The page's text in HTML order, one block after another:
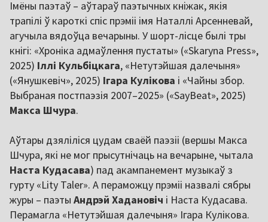
Імёны паэтаў – аўтараў паэтычных кніжак, якія
трапілі ў кароткі спіс прэміі імя Наталлі Арсенневай,
агучыла вядоўца вечарыны. У шорт-лісце былі тры
кнігі: «Хроніка адмаўлення пустаты» («Skaryna Press»,
2025) Іллі Кульбіцкага, «Нетутэйшая далечыня»
(«Янушкевіч», 2025) Ігара Кулікова і «Чайны збор.
Выбраная постпаэзія 2007–2025» («SayBeat», 2025)
Макса Шчура.
Аўтары дзяліліся цудам сваёй паэзіі (вершы Макса
Шчура, які не мог прысутнічаць на вечарыне, чытала
Наста Кудасава) пад акампанемент музыкаў з
гурту «Lity Taler». А пераможцу прэміі назвалі сябры
журы – паэты Андрэй Хадановіч і Наста Кудасава.
Перамагла «Нетутэйшая далечыня» Ігара Кулікова.